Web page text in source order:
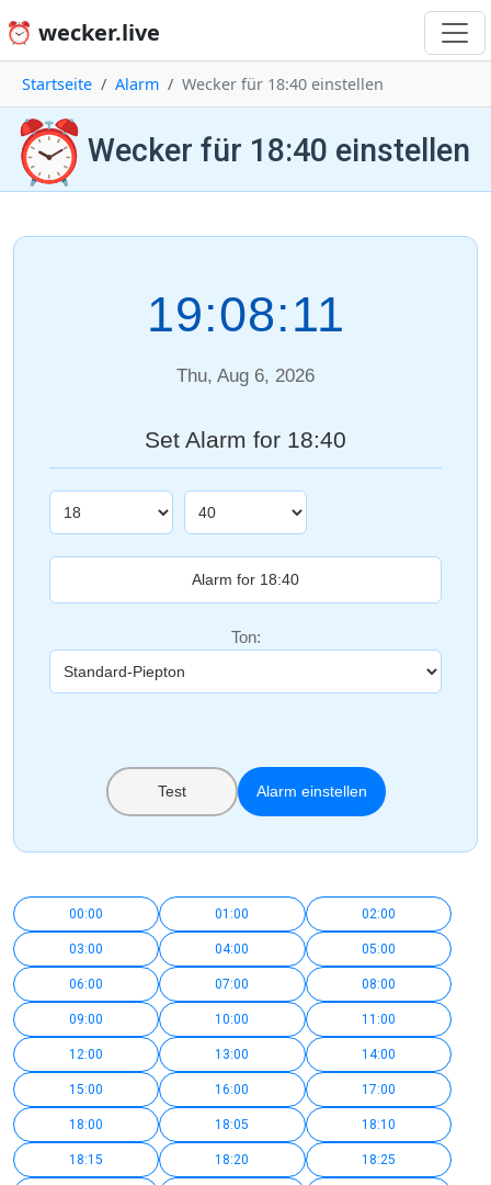
⏰ wecker.live
Startseite Alarm Wecker für 18:40 einstellen
⏰ Wecker für 18:40 einstellen
19:08:11
Thu, Aug 6, 2026
Set Alarm for 18:40
Ton:
Test Alarm einstellen
00:00 01:00 02:00
03:00 04:00 05:00
06:00 07:00 08:00
09:00 10:00 11:00
12:00 13:00 14:00
15:00 16:00 17:00
18:00 18:05 18:10
18:15 18:20 18:25